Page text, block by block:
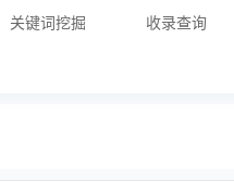
关键词挖掘 收录查询